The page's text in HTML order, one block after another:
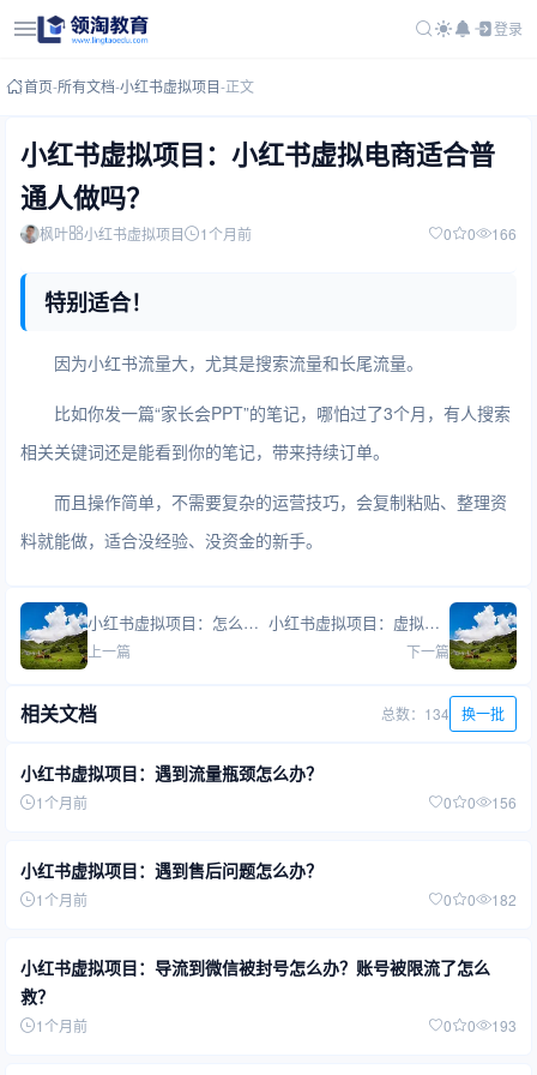
登录
首页-所有文档-小红书虚拟项目-正文
小红书虚拟项目：小红书虚拟电商适合普
通人做吗？
枫叶 小红书虚拟项目 1个月前 0 0 166
特别适合！
因为小红书流量大，尤其是搜索流量和长尾流量。
比如你发一篇“家长会PPT”的笔记，哪怕过了3个月，有人搜索
相关关键词还是能看到你的笔记，带来持续订单。
而且操作简单，不需要复杂的运营技巧，会复制粘贴、整理资
料就能做，适合没经验、没资金的新手。
小红书虚拟项目：怎么选品？哪些品类好卖？
上一篇
小红书虚拟项目：虚拟电商的核心优势是什么？
下一篇
相关文档 总数：134 换一批
小红书虚拟项目：遇到流量瓶颈怎么办？
1个月前 0 0 156
小红书虚拟项目：遇到售后问题怎么办？
1个月前 0 0 182
小红书虚拟项目：导流到微信被封号怎么办？账号被限流了怎么
救？
1个月前 0 0 193